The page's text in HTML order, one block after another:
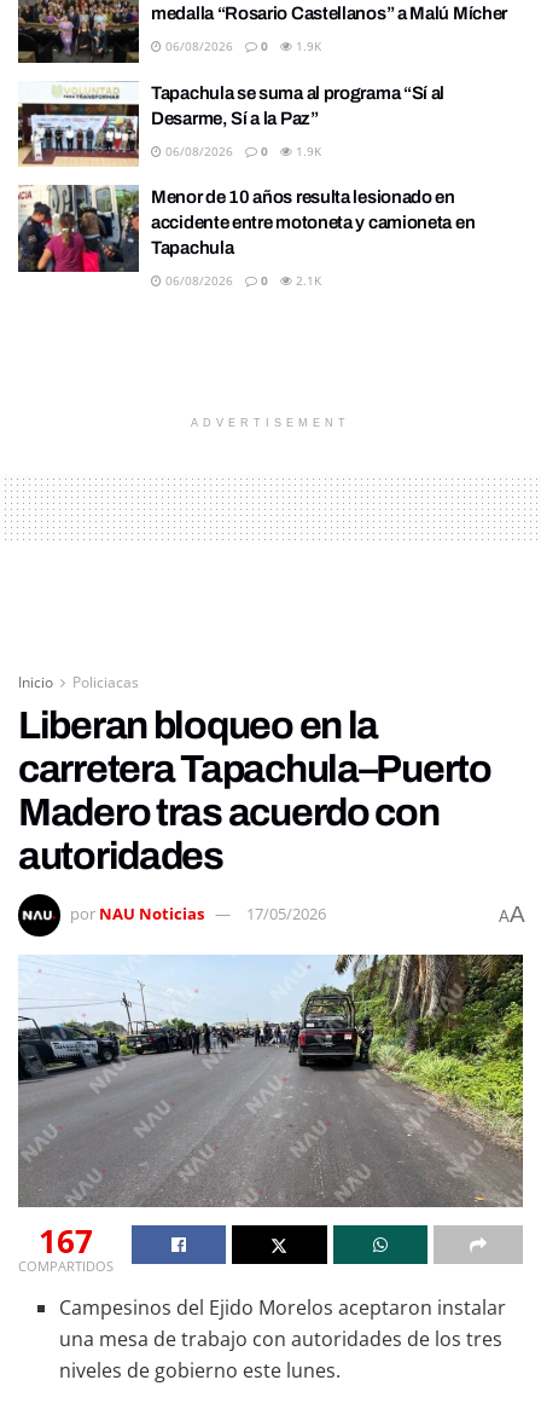
medalla “Rosario Castellanos” a Malú Mícher
06/08/2026 0 1.9K
Tapachula se suma al programa “Sí al
Desarme, Sí a la Paz”
06/08/2026 0 1.9K
Menor de 10 años resulta lesionado en
accidente entre motoneta y camioneta en
Tapachula
06/08/2026 0 2.1K
ADVERTISEMENT
Inicio Policiacas
Liberan bloqueo en la
carretera Tapachula–Puerto
Madero tras acuerdo con
autoridades
por NAU Noticias 17/05/2026 AA
167
COMPARTIDOS
Campesinos del Ejido Morelos aceptaron instalar
una mesa de trabajo con autoridades de los tres
niveles de gobierno este lunes.